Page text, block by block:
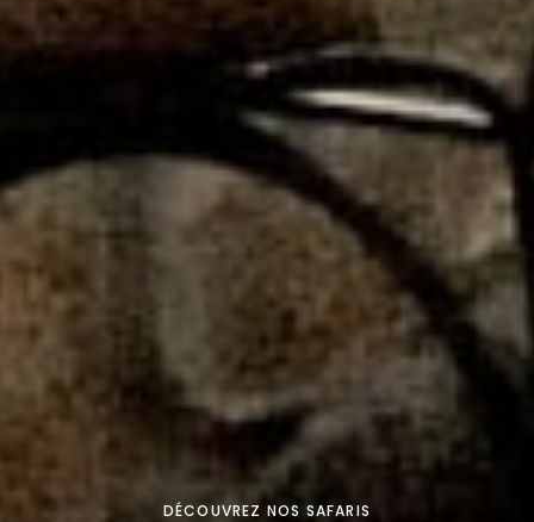
DÉCOUVREZ NOS SAFARIS